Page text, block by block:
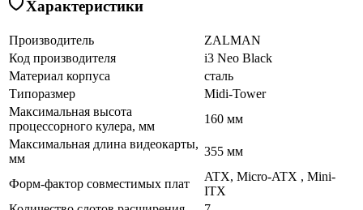
Характеристики
Производитель
ZALMAN
Код производителя
i3 Neo Black
Материал корпуса
сталь
Типоразмер
Midi-Tower
Максимальная высота
процессорного кулера, мм
160 мм
Максимальная длина видеокарты,
мм
355 мм
Форм-фактор совместимых плат
ATX, Micro-ATX , Mini-
ITX